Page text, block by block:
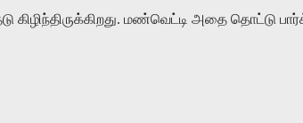
கிழிந்திருக்கிறது. மண்வெட்டி அதை தொட்டு